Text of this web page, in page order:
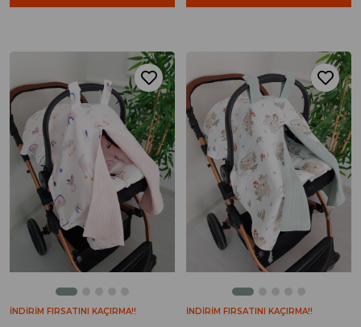
İNDİRİM FIRSATINI KAÇIRMA!! İNDİRİM FIRSATINI KAÇIRMA!!